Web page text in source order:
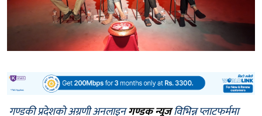
गण्डकी प्रदेशको अग्रणी अनलाइनगण्डक न्यूजविभिन्न प्लाटफर्ममा